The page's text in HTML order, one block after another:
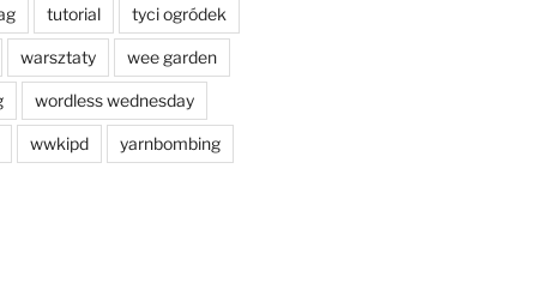
tutorial tyci ogródek
warsztaty wee garden
wordless wednesday
wwkipd yarnbombing